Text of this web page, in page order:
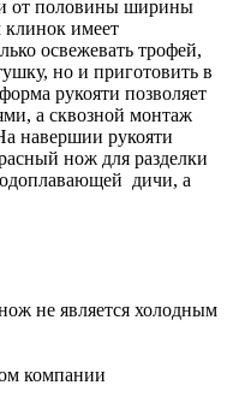
от половины ширины
имеет
освежевать трофей,
но и приготовить в
рукояти позволяет
а сквозной монтаж
навершии рукояти
нож для разделки
дичи, а
не является холодным
компании